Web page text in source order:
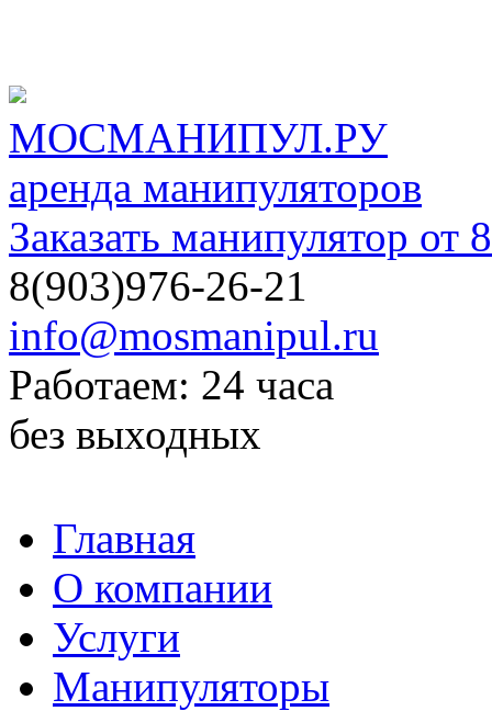
МОСМАНИПУЛ.РУ
аренда манипуляторов
Заказать манипулятор от
8(903)976-26-21
info@mosmanipul.ru
Работаем: 24 часа
без выходных
Главная
О компании
Услуги
Манипуляторы